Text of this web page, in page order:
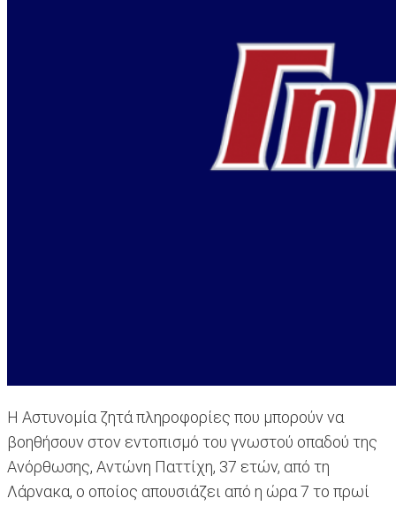
Η Αστυνομία ζητά πληροφορίες που μπορούν να
βοηθήσουν στον εντοπισμό του γνωστού οπαδού της
Ανόρθωσης, Αντώνη Παττίχη, 37 ετών, από τη
Λάρνακα, ο οποίος απουσιάζει από η ώρα 7 το πρωί